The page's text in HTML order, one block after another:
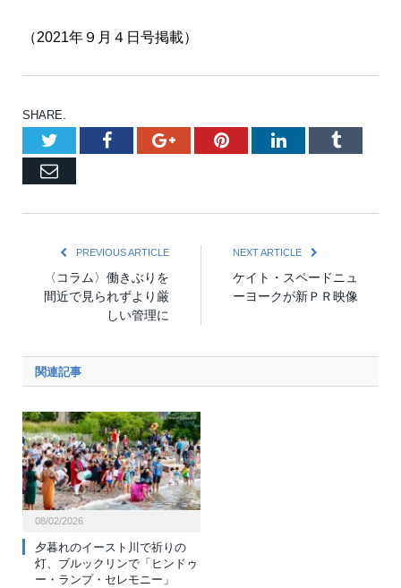
（2021年９月４日号掲載）
SHARE.
TwitterFacebookGoogle+PinterestLinkedInTumblr
Email
PREVIOUS ARTICLE
〈コラム〉働きぶりを
間近で見られずより厳
しい管理に
NEXT ARTICLE
ケイト・スペードニュ
ーヨークが新ＰＲ映像
関連記事
08/02/2026
夕暮れのイースト川で祈りの
灯、ブルックリンで「ヒンドゥ
ー・ランプ・セレモニー」